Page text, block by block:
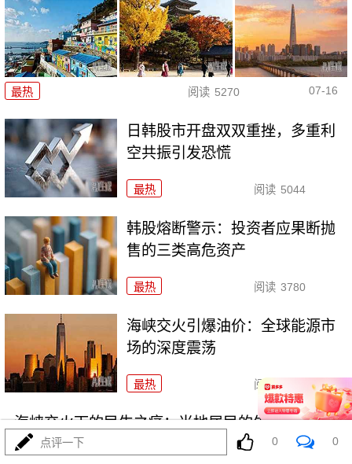
最热 阅读 5270 07-16
日韩股市开盘双双重挫，多重利
空共振引发恐慌
最热 阅读 5044
韩股熔断警示：投资者应果断抛
售的三类高危资产
最热 阅读 3780
海峡交火引爆油价：全球能源市
场的深度震荡
最热 阅读 5075
海峡交火下的民生之痛：当地居民的生存危机
点评一下 0 0